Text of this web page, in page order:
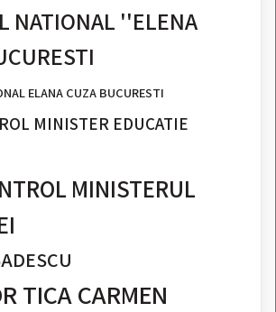
NATIONAL ''ELENA
ELANA CUZA BUCURESTI
MINISTER EDUCATIE
MINISTERUL
TICA CARMEN